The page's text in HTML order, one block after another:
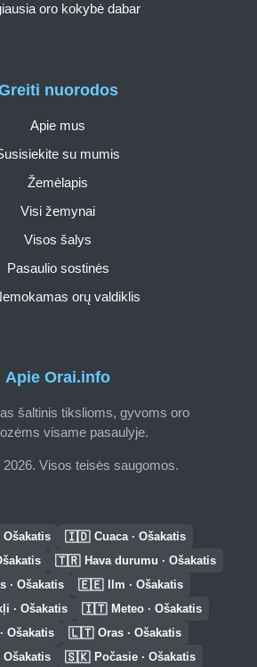
Apie Orai.info
šaltinis tikslioms, gyvoms oro
visame pasaulyje.
Visos teisės saugomos.
nuorodos
Apie mus
su mumis
Žemėlapis
Visi žemynai
Visos šalys
Pasaulio sostinės
orų valdiklis
oro kokybė dabar
Ošakatis 🇮🇩 Cuaca · Ošakatis
🇹🇷 Hava durumu · Ošakatis
· Ošakatis 🇪🇪 Ilm · Ošakatis
· Ošakatis 🇮🇹 Meteo · Ošakatis
Ošakatis 🇱🇹 Oras · Ošakatis
Ošakatis 🇸🇰 Počasie · Ošakatis